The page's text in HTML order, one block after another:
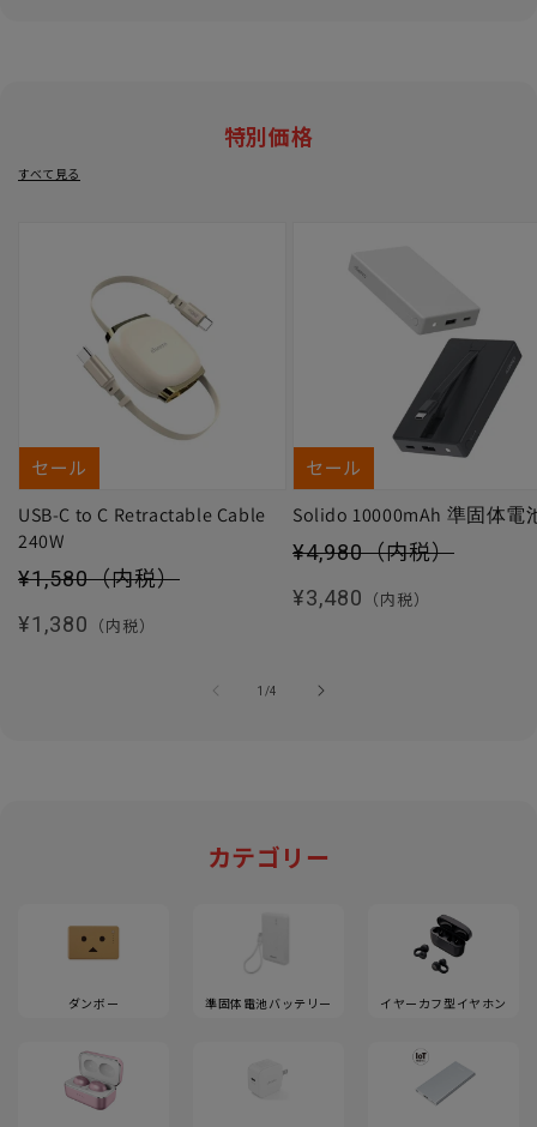
特別価格
すべて見る
セール
USB-C to C Retractable Cable
240W
セール価格
¥1,580（内税）
通常価格
¥1,380 （内税）
セール
Solido 10000mAh 準固体電
セール価格
¥4,980（内税）
通常価格
¥3,480 （内税）
1 /
の4
カテゴリー
ダンボー 準固体電池バッテリー イヤーカフ型イヤホン